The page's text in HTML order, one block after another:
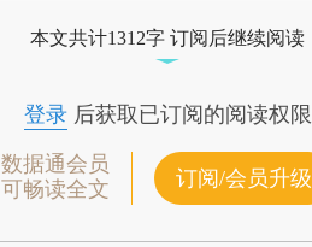
本文共计1312字 订阅后继续阅读
登录后获取已订阅的阅读权限
数据通会员
可畅读全文
订阅/会员升级